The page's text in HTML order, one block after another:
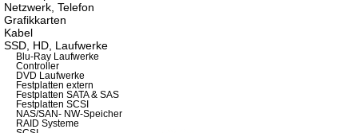
Netzwerk, Telefon
Grafikkarten
Kabel
SSD, HD, Laufwerke
Blu-Ray Laufwerke
Controller
DVD Laufwerke
Festplatten extern
Festplatten SATA & SAS
Festplatten SCSI
NAS/SAN- NW-Speicher
RAID Systeme